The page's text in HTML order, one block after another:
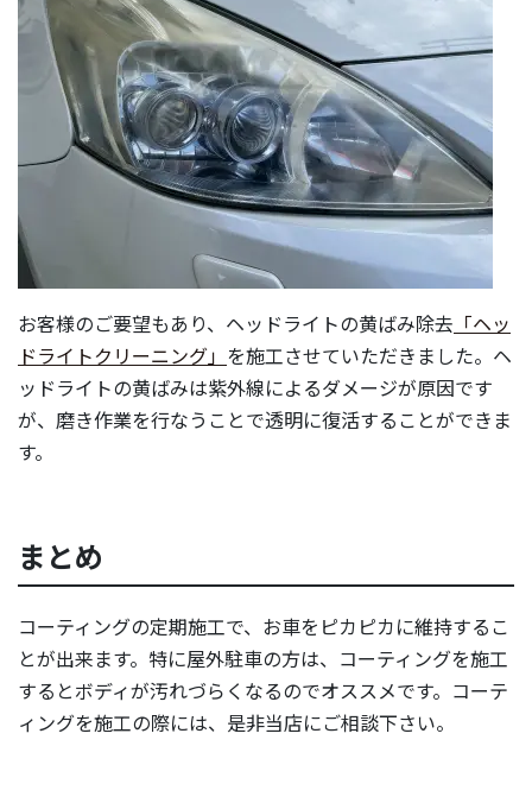
お客様のご要望もあり、ヘッドライトの黄ばみ除去 「ヘッ
ドライトクリーニング」 を施工させていただきました。ヘ
ッドライトの黄ばみは紫外線によるダメージが原因です
が、磨き作業を行なうことで透明に復活することができま
す。
まとめ
コーティングの定期施工で、お車をピカピカに維持するこ
とが出来ます。特に屋外駐車の方は、コーティングを施工
するとボディが汚れづらくなるのでオススメです。コーテ
ィングを施工の際には、是非当店にご相談下さい。